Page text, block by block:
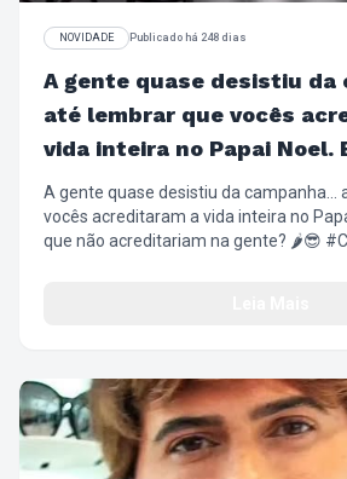
NOVIDADE Publicado há 248 dias
A gente quase desistiu da
até lembrar que vocês
vida inteira no Papai Noel.
não acreditariam na gente?
A gente quase desistiu da campanha…
vocês acreditaram a vida inteira no
que não acreditariam na gente? 🌶️😎 #ChilliBeans